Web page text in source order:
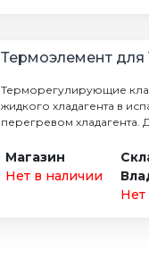
Термоэлемент для
Терморегулирующие
жидкого хладагента в
перегревом хладагента.
Магазин
Нет в наличии
Нет